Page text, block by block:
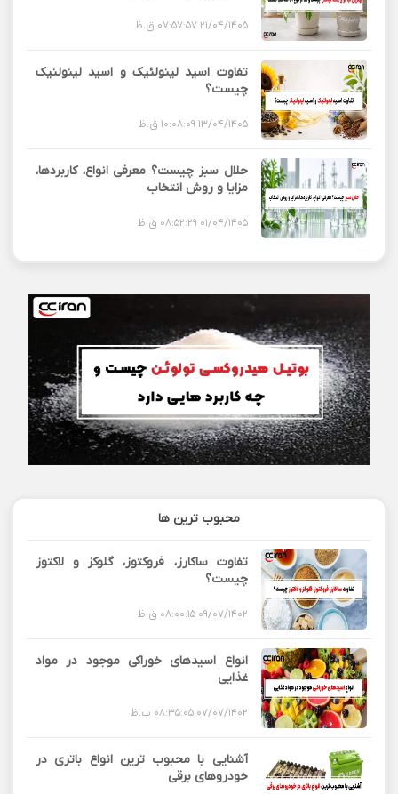
21/04/1405 07:57:57 ق.ظ
تفاوت اسید لینولئیک و اسید لینولنیک
چیست؟
13/04/1405 10:08:09 ق.ظ
حلال سبز چیست؟ معرفی انواع، کاربردها،
مزایا و روش انتخاب
01/04/1405 08:52:29 ق.ظ
محبوب ترین ها
تفاوت ساکارز، فروکتوز، گلوکز و لاکتوز
چیست؟
09/07/1402 08:00:15 ق.ظ
انواع اسیدهای خوراکی موجود در مواد
غذایی
07/07/1402 08:35:05 ب.ظ
آشنایی با محبوب ترین انواع باتری در
خودروهای برقی